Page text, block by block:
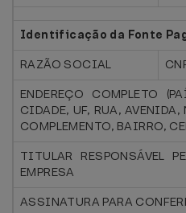
Identificação da Fonte
RAZÃO SOCIAL
ENDEREÇO COMPLETO
CIDADE, UF, RUA, AVENIDA,
COMPLEMENTO, BAIRRO,
TITULAR RESPONSÁVEL
EMPRESA
ASSINATURA PARA